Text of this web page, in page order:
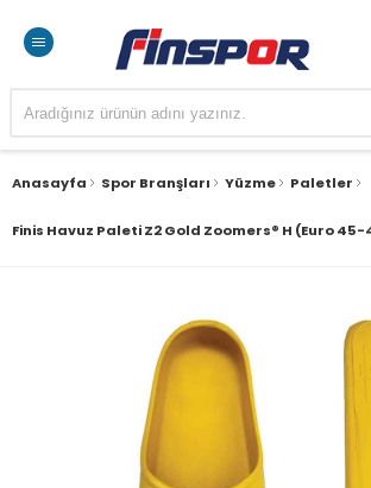
Anasayfa Spor Branşları Yüzme Paletler
Finis Havuz Paleti Z2 Gold Zoomers® H (Euro